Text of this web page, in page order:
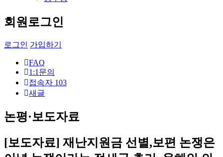
회원로그인
로그인 가입하기
FAQ
1:1문의
접속자 103
새글
논평·보도자료
[보도자료] 재난지원금 선별,보편 논쟁은